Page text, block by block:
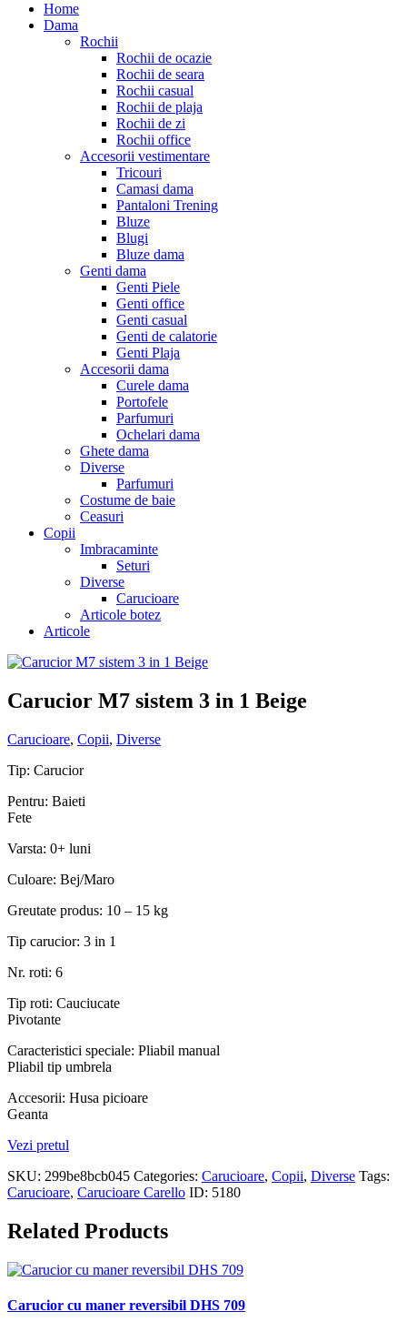
Home
Dama
Rochii
Rochii de ocazie
Rochii de seara
Rochii casual
Rochii de plaja
Rochii de zi
Rochii office
Accesorii vestimentare
Tricouri
Camasi dama
Pantaloni Trening
Bluze
Blugi
Bluze dama
Genti dama
Genti Piele
Genti office
Genti casual
Genti de calatorie
Genti Plaja
Accesorii dama
Curele dama
Portofele
Parfumuri
Ochelari dama
Ghete dama
Diverse
Parfumuri
Costume de baie
Ceasuri
Copii
Imbracaminte
Seturi
Diverse
Carucioare
Articole botez
Articole
Carucior M7 sistem 3 in 1 Beige
Carucioare, Copii, Diverse
Tip: Carucior
Pentru: Baieti
Fete
Varsta: 0+ luni
Culoare: Bej/Maro
Greutate produs: 10 – 15 kg
Tip carucior: 3 in 1
Nr. roti: 6
Tip roti: Cauciucate
Pivotante
Caracteristici speciale: Pliabil manual
Pliabil tip umbrela
Accesorii: Husa picioare
Geanta
Vezi pretul
SKU: 299be8bcb045 Categories: Carucioare, Copii, Diverse Tags:
Carucioare, Carucioare Carello ID: 5180
Related Products
Carucior cu maner reversibil DHS 709